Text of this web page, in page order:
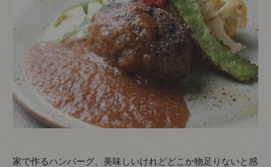
家で作るハンバーグ、美味しいけれどどこか物足りないと感